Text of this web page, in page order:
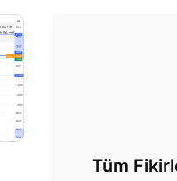
Tüm